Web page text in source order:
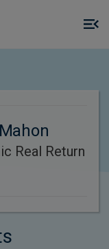
Real Return